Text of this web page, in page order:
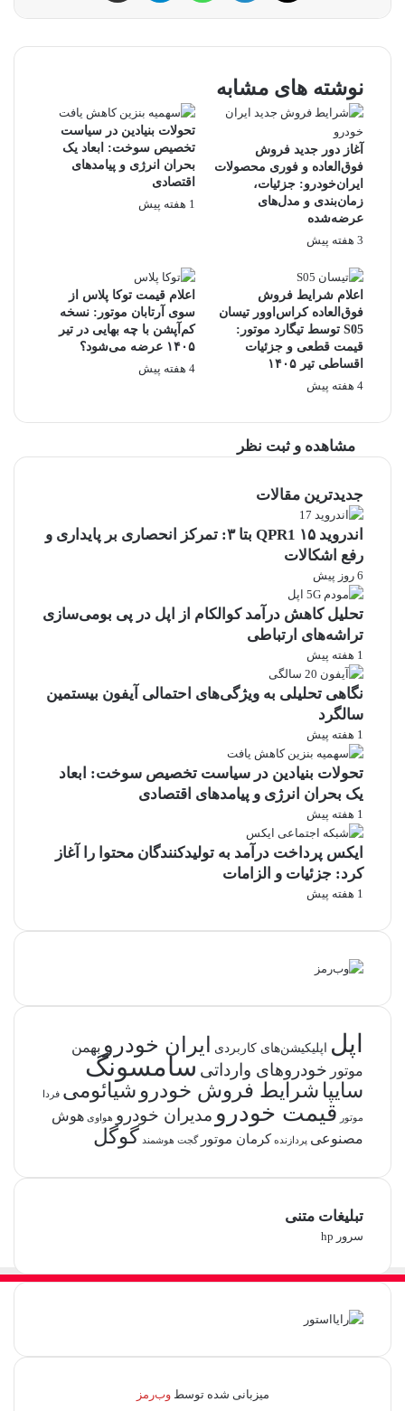
نوشته های مشابه
تحولات بنیادین در سیاست
تخصیص سوخت: ابعاد یک
بحران انرژی و پیامدهای
اقتصادی
1 هفته پیش
آغاز دور جدید فروش
فوق‌العاده و فوری محصولات
ایران‌خودرو: جزئیات،
زمان‌بندی و مدل‌های
عرضه‌شده
3 هفته پیش
اعلام قیمت توکا پلاس از
سوی آرتابان موتور: نسخه
کم‌آپشن با چه بهایی در تیر
۱۴۰۵ عرضه می‌شود؟
4 هفته پیش
اعلام شرایط فروش
فوق‌العاده کراس‌اوور تیسان
S05 توسط تیگارد موتور:
قیمت قطعی و جزئیات
اقساطی تیر ۱۴۰۵
4 هفته پیش
مشاهده و ثبت نظر
جدیدترین مقالات
اندروید ۱۵ QPR1 بتا ۳: تمرکز انحصاری بر پایداری و
رفع اشکالات
6 روز پیش
تحلیل کاهش درآمد کوالکام از اپل در پی بومی‌سازی
تراشه‌های ارتباطی
1 هفته پیش
نگاهی تحلیلی به ویژگی‌های احتمالی آیفون بیستمین
سالگرد
1 هفته پیش
تحولات بنیادین در سیاست تخصیص سوخت: ابعاد
یک بحران انرژی و پیامدهای اقتصادی
1 هفته پیش
ایکس پرداخت درآمد به تولیدکنندگان محتوا را آغاز
کرد: جزئیات و الزامات
1 هفته پیش
اپل اپلیکیشن‌های کاربردی ایران خودرو بهمن
موتور خودروهای وارداتی سامسونگ
سایپا شرایط فروش خودرو شیائومی فردا
موتور قیمت خودرو مدیران خودرو هواوی هوش
مصنوعی پردازنده کرمان موتور گجت هوشمند گوگل
تبلیغات متنی
سرور hp
میزبانی شده توسطوب‌رمز